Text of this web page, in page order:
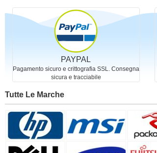
PAYPAL
Pagamento sicuro e crittografia SSL. Consegna
sicura e tracciabile
Tutte Le Marche